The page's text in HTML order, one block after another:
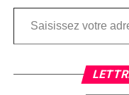
Saisissez votre adresse e-mail…